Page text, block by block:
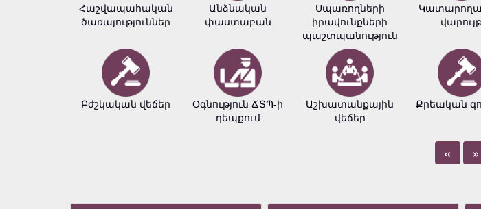
Հաշվապահական
ծառայություններ
Բժշկական վեճեր
Անձնական
փաստաբան
Օգնություն ՃՏՊ-ի
դեպքում
Սպառողների
իրավունքների
պաշտպանություն
Աշխատանքային
վեճեր
Քրեական
« »